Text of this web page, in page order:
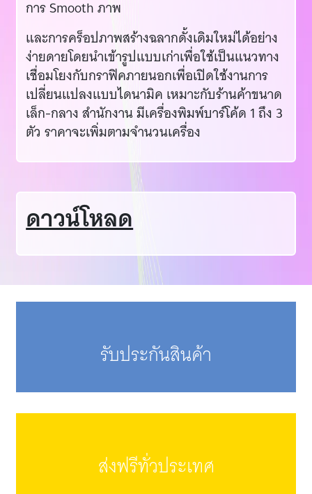
การ Smooth ภาพ
และการคร็อปภาพสร้างฉลากดั้งเดิมใหม่ได้อย่าง
ง่ายดายโดยนำเข้ารูปแบบเก่าเพื่อใช้เป็นแนวทาง
เชื่อมโยงกับกราฟิคภายนอกเพื่อเปิดใช้งานการ
เปลี่ยนแปลงแบบไดนามิค เหมาะกับร้านค้าขนาด
เล็ก-กลาง สำนักงาน มีเครื่องพิมพ์บาร์โค้ด 1 ถึง 3
ตัว ราคาจะเพิ่มตามจำนวนเครื่อง
ดาวน์โหลด
รับประกันสินค้า
ส่งฟรีทั่วประเทศ